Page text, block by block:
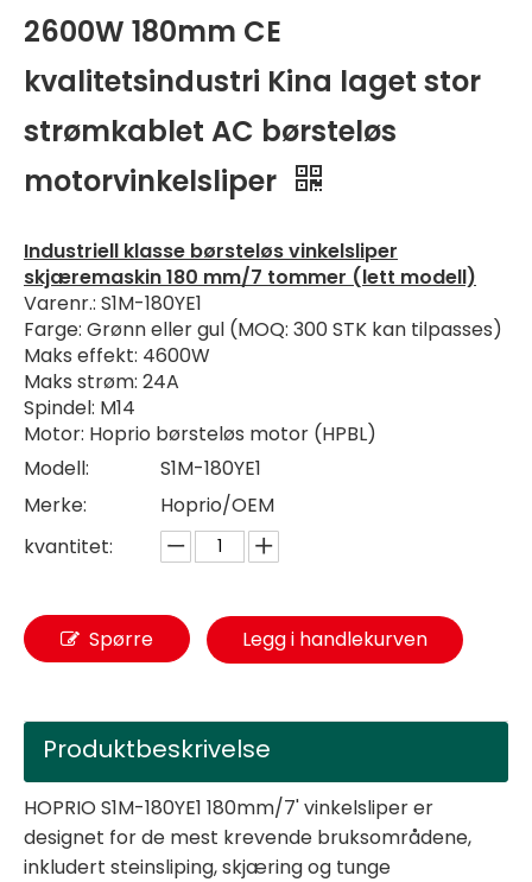
2600W 180mm CE
kvalitetsindustri Kina laget stor
strømkablet AC børsteløs
motorvinkelsliper
Industriell klasse børsteløs vinkelsliper
skjæremaskin 180 mm/7 tommer (lett modell)
Varenr.: S1M-180YE1
Farge: Grønn eller gul (MOQ: 300 STK kan tilpasses)
Maks effekt: 4600W
Maks strøm: 24A
Spindel: M14
Motor: Hoprio børsteløs motor (HPBL)
Modell:
S1M-180YE1
Merke:
Hoprio/OEM
kvantitet:
Spørre Legg i handlekurven
Produktbeskrivelse
HOPRIO S1M-180YE1 180mm/7' vinkelsliper er
designet for de mest krevende bruksområdene,
inkludert steinsliping, skjæring og tunge